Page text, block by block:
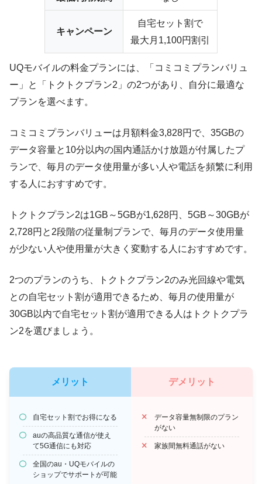
キャンペーン
自宅セット割で
最大月1,100円割引
UQモバイルの料金プランには、「コミコミプランバリュ
ー」と「トクトクプラン2」の2つがあり、自分に最適な
プランを選べます。
コミコミプランバリューは月額料金3,828円で、35GBの
データ容量と10分以内の国内通話かけ放題が付属したプ
ランで、毎月のデータ使用量が多い人や電話を頻繁に利用
する人におすすめです。
トクトクプラン2は1GB～5GBが1,628円、5GB～30GBが
2,728円と2段階の従量制プランで、毎月のデータ使用量
が少ない人や使用量が大きく変動する人におすすめです。
2つのプランのうち、トクトクプラン2のみ光回線や電気
との自宅セット割が適用できるため、毎月の使用量が
30GB以内で自宅セット割が適用できる人はトクトクプラ
ン2を選びましょう。
メリット
自宅セット割でお得になる
auの高品質な通信が使え
て5G通信にも対応
全国のau・UQモバイルの
ショップでサポートが可能
デメリット
データ容量無制限のプラン
がない
家族間無料通話がない